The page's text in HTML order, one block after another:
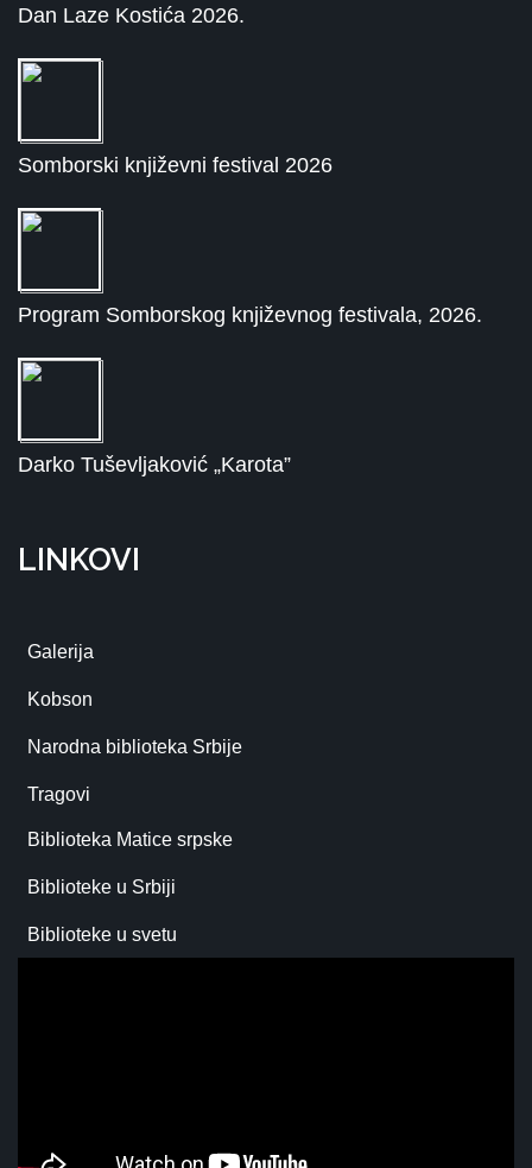
Dan Laze Kostića 2026.
Somborski književni festival 2026
Program Somborskog književnog festivala, 2026.
Darko Tuševljaković „Karota”
LINKOVI
Galerija
Kobson
Narodna biblioteka Srbije
Tragovi
Biblioteka Matice srpske
Biblioteke u Srbiji
Biblioteke u svetu